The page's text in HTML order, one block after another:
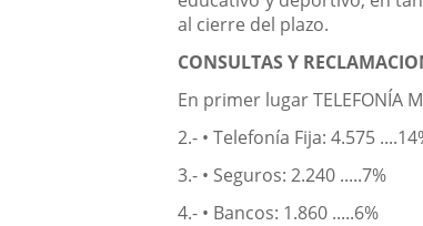
al cierre del plazo.
CONSULTAS Y
En primer lugar TELEFONÍA
2.- • Telefonía Fija: 4.575
3.- • Seguros: 2.240 .....7%
4.- • Bancos: 1.860 .....6%